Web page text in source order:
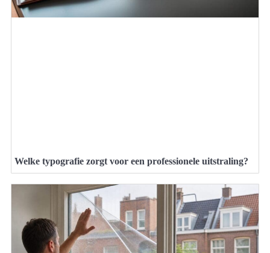
Welke typografie zorgt voor een professionele uitstraling?